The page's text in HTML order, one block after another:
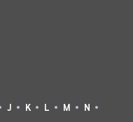
J K L M
N